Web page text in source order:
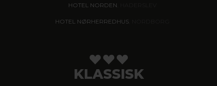
HOTEL NORDEN
HOTEL NØRHERREDHUS, NORDBORG
KLASSISK